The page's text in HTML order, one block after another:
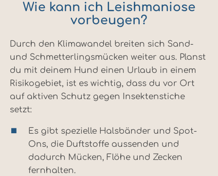
Wie kann ich Leishmaniose
vorbeugen?
Durch den Klimawandel breiten sich Sand-
und Schmetterlingsmücken weiter aus. Planst
du mit deinem Hund einen Urlaub in einem
Risikogebiet, ist es wichtig, dass du vor Ort
auf aktiven Schutz gegen Insektenstiche
setzt:
Es gibt spezielle Halsbänder und Spot-
Ons, die Duftstoffe aussenden und
dadurch Mücken, Flöhe und Zecken
fernhalten.